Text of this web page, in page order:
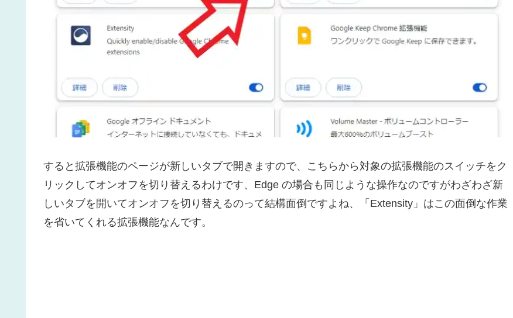
すると拡張機能のページが新しいタブで開きますので、こちらから対象の拡張機能のスイッチをク
リックしてオンオフを切り替えるわけです、Edge の場合も同じような操作なのですがわざわざ新
しいタブを開いてオンオフを切り替えるのって結構面倒ですよね、「Extensity」はこの面倒な作業
を省いてくれる拡張機能なんです。